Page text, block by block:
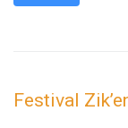
Festival